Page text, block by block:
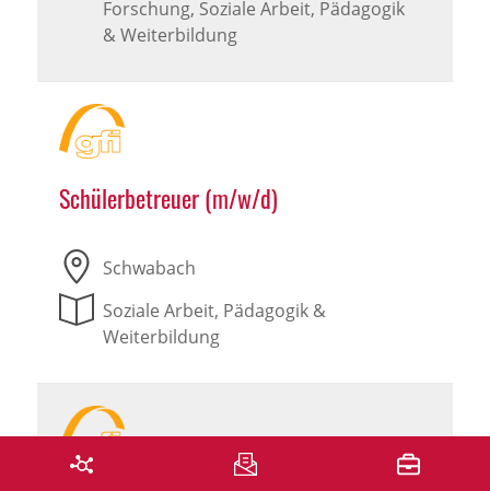
Forschung, Soziale Arbeit, Pädagogik
& Weiterbildung
Schülerbetreuer (m/w/d)
Schwabach
Soziale Arbeit, Pädagogik &
Weiterbildung